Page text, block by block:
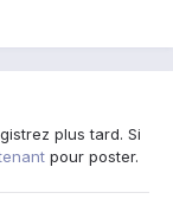
plus tard. Si
pour poster.